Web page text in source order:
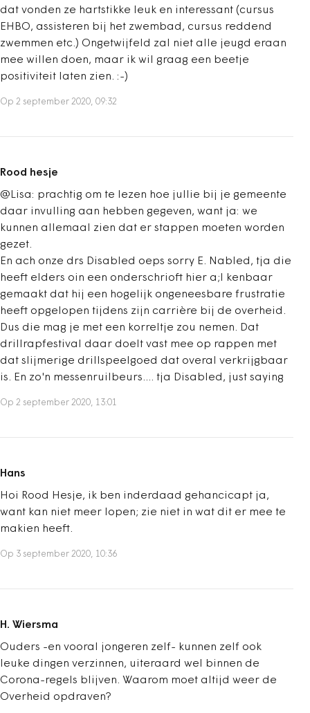
dat vonden ze hartstikke leuk en interessant (cursus
EHBO, assisteren bij het zwembad, cursus reddend
zwemmen etc.) Ongetwijfeld zal niet alle jeugd eraan
mee willen doen, maar ik wil graag een beetje
positiviteit laten zien. :-)
Op 2 september 2020, 09:32
Rood hesje
@Lisa: prachtig om te lezen hoe jullie bij je gemeente
daar invulling aan hebben gegeven, want ja: we
kunnen allemaal zien dat er stappen moeten worden
gezet.
En ach onze drs Disabled oeps sorry E. Nabled, tja die
heeft elders oin een onderschrioft hier a;l kenbaar
gemaakt dat hij een hogelijk ongeneesbare frustratie
heeft opgelopen tijdens zijn carrière bij de overheid.
Dus die mag je met een korreltje zou nemen. Dat
drillrapfestival daar doelt vast mee op rappen met
dat slijmerige drillspeelgoed dat overal verkrijgbaar
is. En zo'n messenruilbeurs.... tja Disabled, just saying
Op 2 september 2020, 13:01
Hans
Hoi Rood Hesje, ik ben inderdaad gehancicapt ja,
want kan niet meer lopen; zie niet in wat dit er mee te
makien heeft.
Op 3 september 2020, 10:36
H. Wiersma
Ouders -en vooral jongeren zelf- kunnen zelf ook
leuke dingen verzinnen, uiteraard wel binnen de
Corona-regels blijven. Waarom moet altijd weer de
Overheid opdraven?